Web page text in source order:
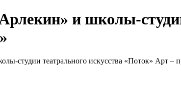
и школы-
студии театрального искусства «Поток» Арт